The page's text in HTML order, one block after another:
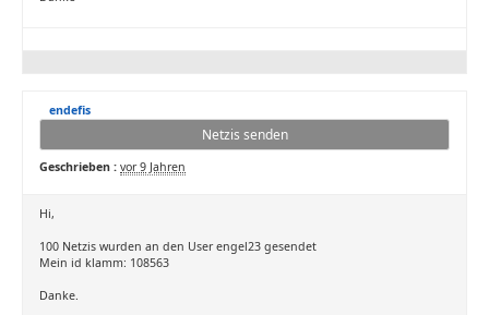
endefis
Netzis senden
Geschrieben : vor 9 Jahren
Hi,
100 Netzis wurden an den User engel23 gesendet
Mein id klamm: 108563
Danke.